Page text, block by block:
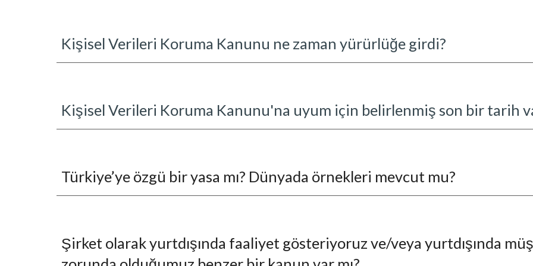
Kişisel Verileri Koruma Kanunu ne zaman yürürlüğe girdi?
Kişisel Verileri Koruma Kanunu'na uyum için belirlenmiş son bir tarih
Türkiye’ye özgü bir yasa mı? Dünyada örnekleri mevcut mu?
Şirket olarak yurtdışında faaliyet gösteriyoruz ve/veya yurtdışında